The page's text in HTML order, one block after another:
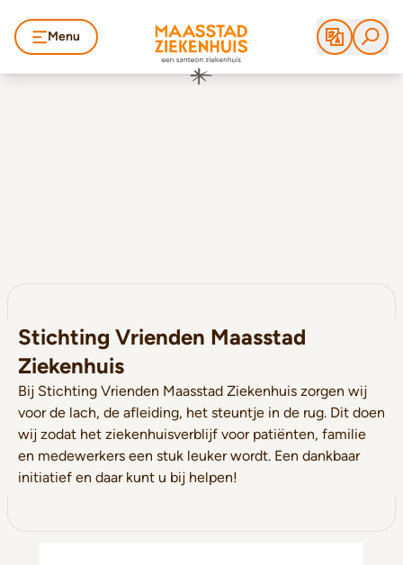
Menu
Stichting Vrienden Maasstad
Ziekenhuis
Bij Stichting Vrienden Maasstad Ziekenhuis zorgen wij
voor de lach, de afleiding, het steuntje in de rug. Dit doen
wij zodat het ziekenhuisverblijf voor patiënten, familie
en medewerkers een stuk leuker wordt. Een dankbaar
initiatief en daar kunt u bij helpen!